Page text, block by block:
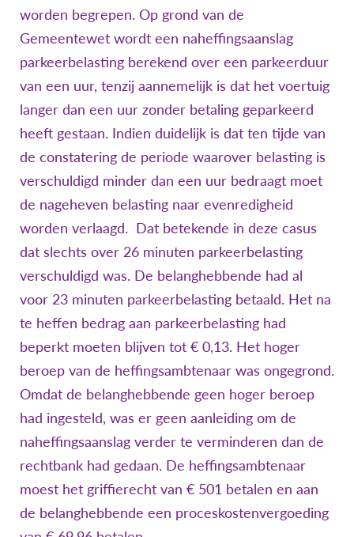
worden begrepen. Op grond van de
Gemeentewet wordt een naheffingsaanslag
parkeerbelasting berekend over een parkeerduur
van een uur, tenzij aannemelijk is dat het voertuig
langer dan een uur zonder betaling geparkeerd
heeft gestaan. Indien duidelijk is dat ten tijde van
de constatering de periode waarover belasting is
verschuldigd minder dan een uur bedraagt moet
de nageheven belasting naar evenredigheid
worden verlaagd. Dat betekende in deze casus
dat slechts over 26 minuten parkeerbelasting
verschuldigd was. De belanghebbende had al
voor 23 minuten parkeerbelasting betaald. Het na
te heffen bedrag aan parkeerbelasting had
beperkt moeten blijven tot € 0,13. Het hoger
beroep van de heffingsambtenaar was ongegrond.
Omdat de belanghebbende geen hoger beroep
had ingesteld, was er geen aanleiding om de
naheffingsaanslag verder te verminderen dan de
rechtbank had gedaan. De heffingsambtenaar
moest het griffierecht van € 501 betalen en aan
de belanghebbende een proceskostenvergoeding